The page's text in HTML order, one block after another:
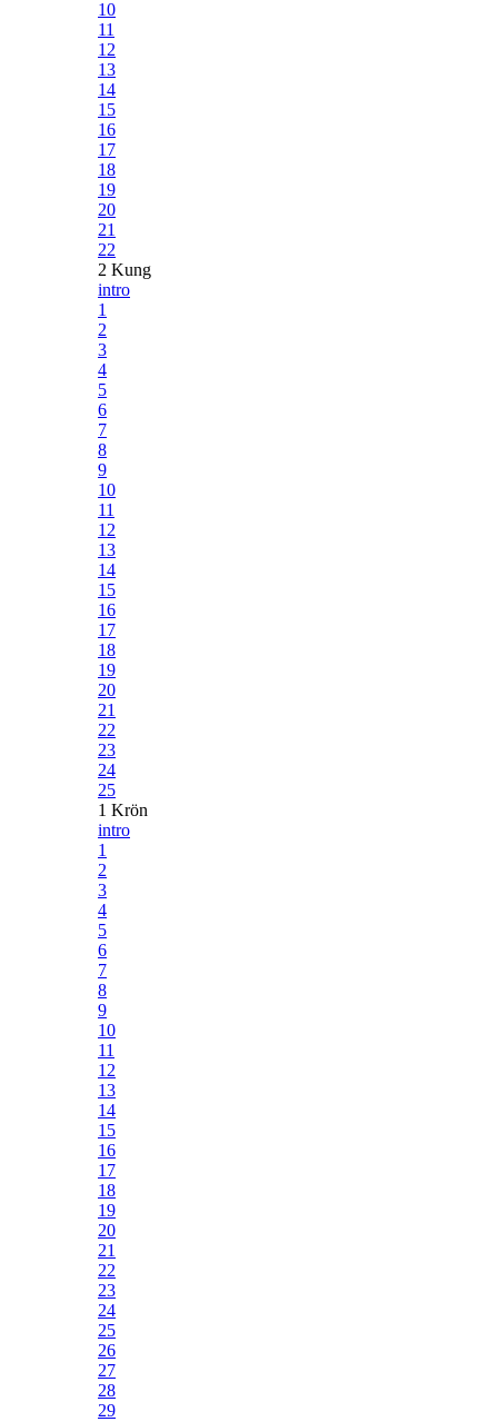
10
11
12
13
14
15
16
17
18
19
20
21
22
2 Kung
intro
1
2
3
4
5
6
7
8
9
10
11
12
13
14
15
16
17
18
19
20
21
22
23
24
25
1 Krön
intro
1
2
3
4
5
6
7
8
9
10
11
12
13
14
15
16
17
18
19
20
21
22
23
24
25
26
27
28
29